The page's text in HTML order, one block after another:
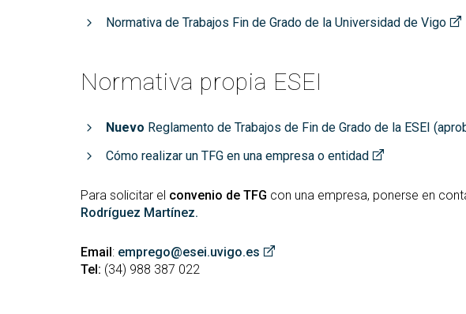
Normativa de Trabajos Fin de Grado de la Universidad de Vigo
Normativa propia ESEI
Nuevo Reglamento de Trabajos de Fin de Grado de la ESEI
Cómo realizar un TFG en una empresa o entidad
Para solicitar el convenio de TFG con una empresa, ponerse en
Rodríguez Martínez.
Email: emprego@esei.uvigo.es
Tel: (34) 988 387 022